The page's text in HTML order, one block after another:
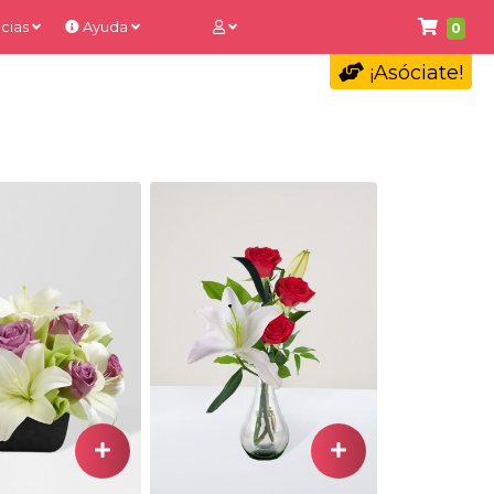
0
Ayuda
¡Asóciate!